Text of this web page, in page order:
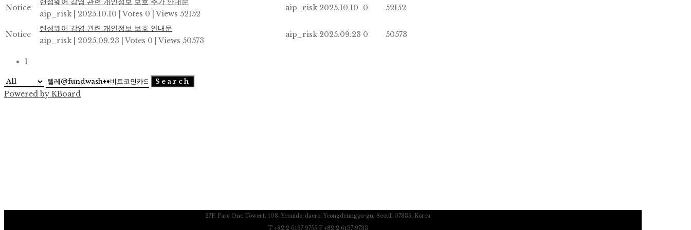
Notice
aip_risk
2025.10.10 Votes 0 Views 52152
aip_risk 2025.10.10 0 52152
Notice
랜섬웨어 감염 관련 개인정보 보호 안내문
aip_risk
2025.09.23 Votes 0 Views 50573
aip_risk 2025.09.23 0 50573
1
Search
Powered by KBoard
27F. Parc One Tower1, 108, Yeouido-daero, Yeongdeungpo-gu, Seoul, 07335, Korea
T +82 2 6137 9755 F +82 2 6137 9733